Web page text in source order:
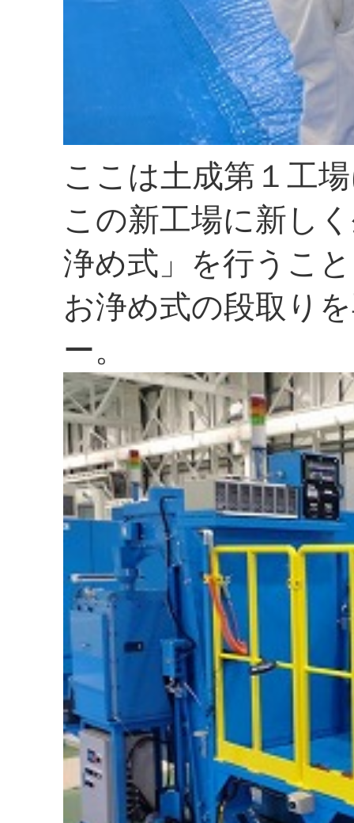
ここは土成第１工
この新工場に新し
浄め式」を行うこ
お浄め式の段取り
ー。